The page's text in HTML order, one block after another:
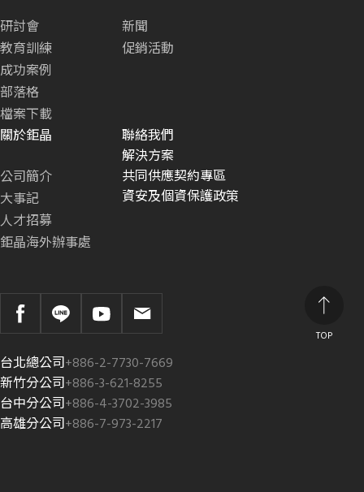
TOP
研討會
教育訓練
成功案例
部落格
檔案下載
新聞
促銷活動
關於鉅晶
公司簡介
大事記
人才招募
鉅晶海外辦事處
聯絡我們
解決方案
共同供應契約專區
資安及個資保護政策
台北總公司+886-2-7730-7669
新竹分公司+886-3-621-8255
台中分公司+886-4-3702-3985
高雄分公司+886-7-973-2217